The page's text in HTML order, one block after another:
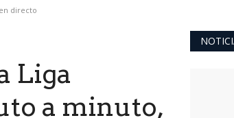
directo
Liga
a minuto,